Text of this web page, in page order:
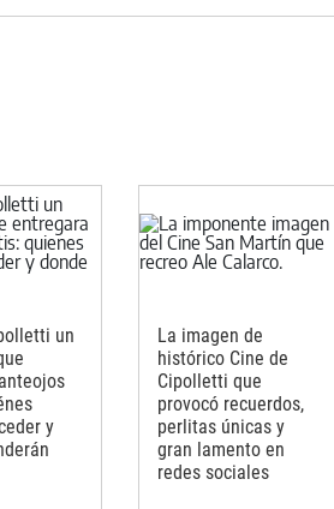
un
y
La imagen de
histórico Cine de
Cipolletti que
provocó recuerdos,
perlitas únicas y
gran lamento en
redes sociales